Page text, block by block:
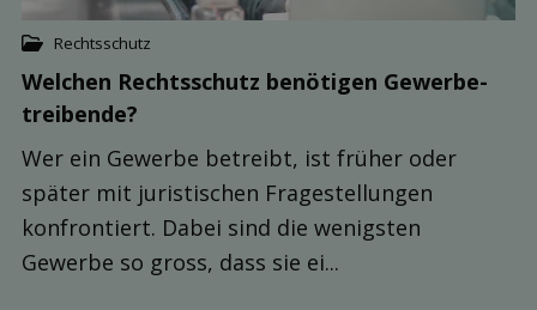
Rechtsschutz
Welchen Rechts­schutz be­nötigen Gewerbe­
treibende?
Wer ein Gewerbe betreibt, ist früher oder
später mit juristischen Fragestellungen
konfrontiert. Dabei sind die wenigsten
Gewerbe so gross, dass sie ei...